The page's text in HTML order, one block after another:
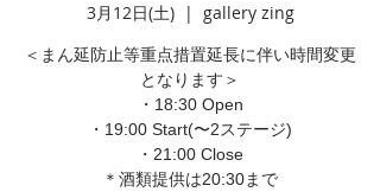
3月12日(土)
  |
gallery zing
＜まん延防止等重点措置延長に伴い時間変更
となります＞
・18:30 Open
・19:00 Start(〜2ステージ)
・21:00 Close
＊酒類提供は20:30まで